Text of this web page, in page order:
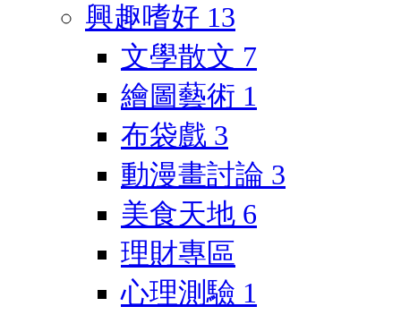
興趣嗜好 13
文學散文 7
繪圖藝術 1
布袋戲 3
動漫畫討論 3
美食天地 6
理財專區
心理測驗 1